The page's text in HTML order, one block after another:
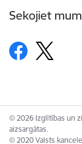
Sekojiet
© 2026 Izglītības un
aizsargātas.
© 2020 Valsts